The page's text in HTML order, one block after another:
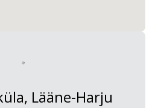
Lääne-Harju